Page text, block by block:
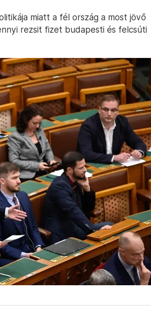
miatt a fél ország a most jövő
rezsit fizet budapesti és felcsúti